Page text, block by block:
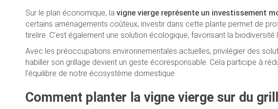
Sur le plan économique, la vigne vierge représente un investissement
certains aménagements coûteux, investir dans cette plante permet de
tirelire. C’est également une solution écologique, favorisant la
Avec les préoccupations environnementales actuelles, privilégier des
habiller son grillage devient un geste écoresponsable. Cela participe à
l’équilibre de notre écosystème domestique.
Comment planter la vigne vierge sur du